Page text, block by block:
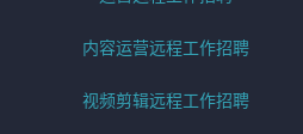
内容运营远程工作招聘
视频剪辑远程工作招聘